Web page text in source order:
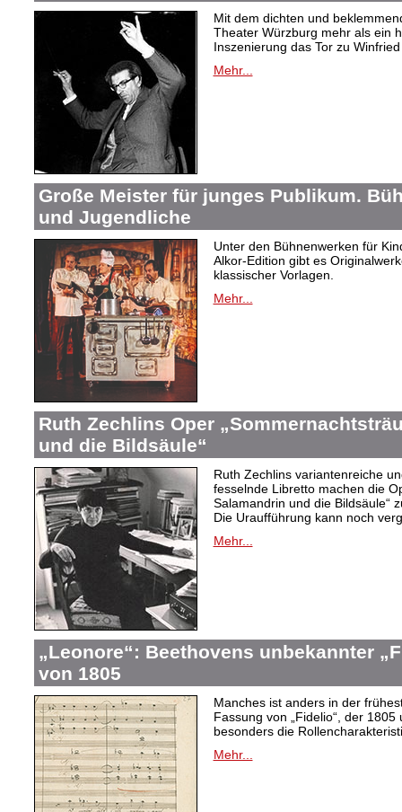
Mit dem dichten und
Theater Würzburg mehr als ein
Inszenierung das Tor zu
Mehr...
Große Meister für junges Publikum.
und Jugendliche
Unter den Bühnenwerken für
Alkor-Edition gibt es
klassischer Vorlagen.
Mehr...
Ruth Zechlins Oper
und die Bildsäule“
Ruth Zechlins variantenreiche
fesselnde Libretto machen die
Salamandrin und die Bildsäule“
Die Uraufführung kann noch
Mehr...
„Leonore“: Beethovens unbekannter
von 1805
Manches ist anders in der
Fassung von „Fidelio“, der 1805
besonders die
Mehr...